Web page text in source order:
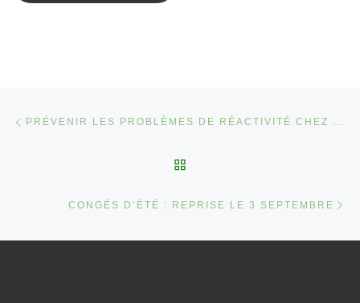
PRÉVENIR LES PROBLÈMES DE RÉACTIVITÉ CHEZ LE CHIEN
CONGÉS D’ÉTÉ : REPRISE LE 3 SEPTEMBRE